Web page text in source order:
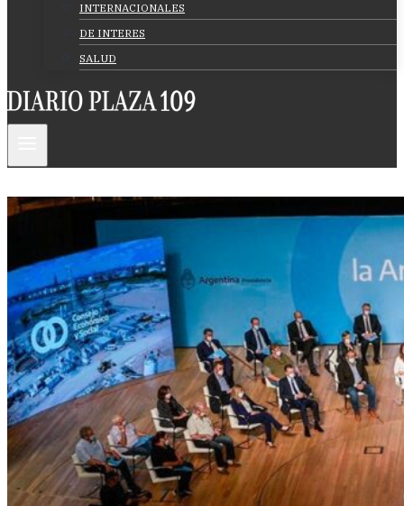
INTERNACIONALES
DE INTERES
SALUD